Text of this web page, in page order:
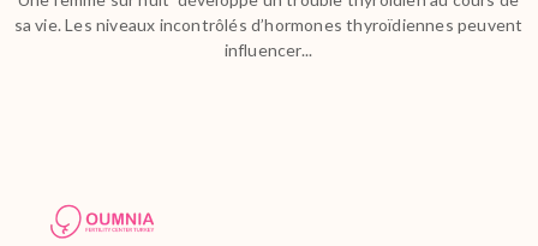
sa vie. Les niveaux incontrôlés d’hormones thyroïdiennes peuvent
influencer...